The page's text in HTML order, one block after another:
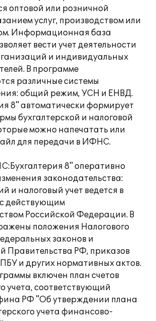
оптовой или розничной
услуг, производством или
Информационная база
вести учет деятельности
и индивидуальных
В программе
различные системы
общий режим, УСН и ЕНВД.
8" автоматически формирует
бухгалтерской и налоговой
можно напечатать или
для передачи в ИФНС.
8" оперативно
законодательства:
и налоговый учет ведется в
действующим
Российской Федерации. В
положения Налогового
законов и
Правительства РФ, приказов
и других нормативных актов.
включен план счетов
учета, соответствующий
РФ "Об утверждении плана
учета финансово-